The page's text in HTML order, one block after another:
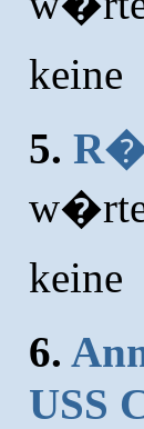
keine
5.
keine
6.
USS